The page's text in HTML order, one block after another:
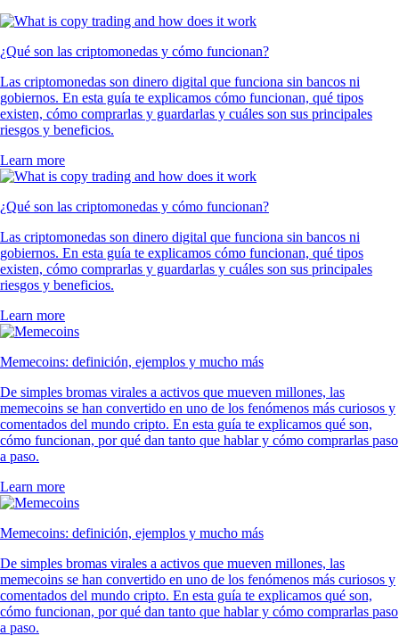
¿Qué son las criptomonedas y cómo funcionan?
Las criptomonedas son dinero digital que funciona sin bancos ni
gobiernos. En esta guía te explicamos cómo funcionan, qué tipos
existen, cómo comprarlas y guardarlas y cuáles son sus principales
riesgos y beneficios.
Learn more
¿Qué son las criptomonedas y cómo funcionan?
Las criptomonedas son dinero digital que funciona sin bancos ni
gobiernos. En esta guía te explicamos cómo funcionan, qué tipos
existen, cómo comprarlas y guardarlas y cuáles son sus principales
riesgos y beneficios.
Learn more
Memecoins: definición, ejemplos y mucho más
De simples bromas virales a activos que mueven millones, las
memecoins se han convertido en uno de los fenómenos más curiosos y
comentados del mundo cripto. En esta guía te explicamos qué son,
cómo funcionan, por qué dan tanto que hablar y cómo comprarlas paso
a paso.
Learn more
Memecoins: definición, ejemplos y mucho más
De simples bromas virales a activos que mueven millones, las
memecoins se han convertido en uno de los fenómenos más curiosos y
comentados del mundo cripto. En esta guía te explicamos qué son,
cómo funcionan, por qué dan tanto que hablar y cómo comprarlas paso
a paso.